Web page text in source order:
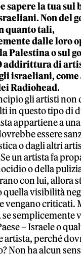
sapere la tua sul
Non del
quanto tali,
dalle loro
Palestina o sul
addirittura di
israeliani,
Radiohead.
gli artisti non
in questo tipo di
appartiene a
essere
o dagli altri
un artista fa
o della
con lui, allora
visibilità
vengano criticati.
semplicemente
– Israele o
artista, perché
Non ha alcun